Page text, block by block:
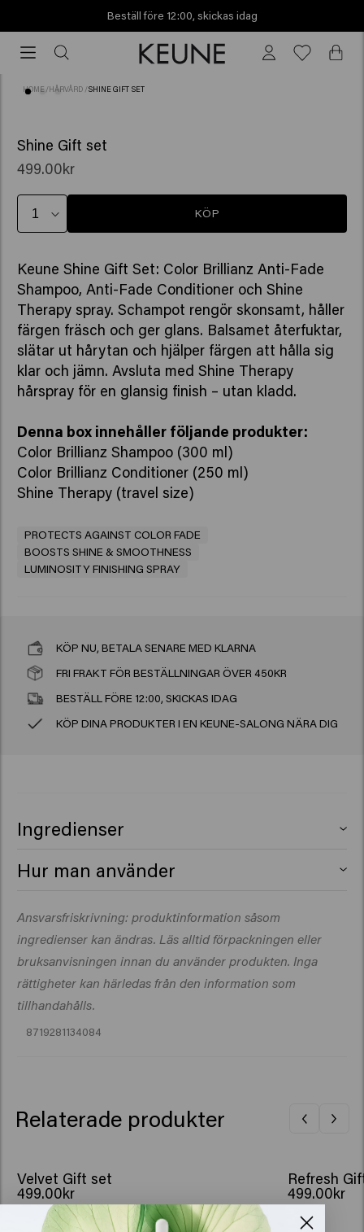
Beställ före 12:00, skickas idag
före
12:00,
HOME /HÅRVÅRD /SHINE GIFT SET
Shine Gift set
499.00kr
KÖP
Keune Shine Gift Set: Color Brillianz Anti-Fade
Shampoo, Anti-Fade Conditioner och Shine
Therapy spray. Schampot rengör skonsamt, håller
färgen fräsch och ger glans. Balsamet återfuktar,
slätar ut hårytan och hjälper färgen att hålla sig
klar och jämn. Avsluta med Shine Therapy
hårspray för en glansig finish – utan kladd.
Color Brillianz Shampoo (300 ml)
Color Brillianz Conditioner (250 ml)
Shine Therapy (travel size)
PROTECTS AGAINST COLOR FADE
BOOSTS SHINE & SMOOTHNESS
LUMINOSITY FINISHING SPRAY
KÖP NU, BETALA SENARE MED KLARNA
FRI FRAKT FÖR BESTÄLLNINGAR ÖVER 450KR
BESTÄLL FÖRE 12:00, SKICKAS IDAG
KÖP DINA PRODUKTER I EN KEUNE-SALONG NÄRA DIG
Ingredienser
Hur man använder
Applicera i fuktigt hår, massera tills det löddrar och
skölj noggrant. Upprepa vid behov.
Color Brillianz Conditioner
Applicera i schamponerat hår, låt verka i 1–3 minuter
Ansvarsfriskrivning: produktinformation såsom
ingredienser kan ändras. Läs alltid förpackningen eller
bruksanvisningen innan du använder produkten. Inga
rättigheter kan härledas från den information som
tillhandahålls.
8719281134084
Relaterade produkter
Velvet Gift set
499.00kr
Refresh
499.00kr